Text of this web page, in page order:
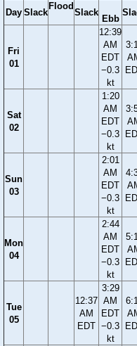
Day Slack
Flood
Slack
Ebb
Fri
01
12:39
AM
EDT
−0.3
kt
Sat
02
1:20
AM
EDT
−0.3
kt
Sun
03
2:01
AM
EDT
−0.3
kt
Mon
04
2:44
AM
EDT
−0.3
kt
Tue
05
12:37
AM
EDT
3:29
AM
EDT
−0.3
kt